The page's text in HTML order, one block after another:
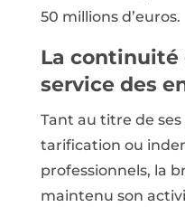
50 millions d’euros.
La continuité
service des
Tant au titre de
tarification ou
professionnels, la
maintenu son